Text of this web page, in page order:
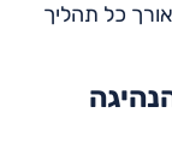
כל תהליך